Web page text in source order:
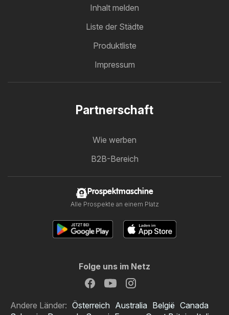
Inhalt melden
Liste der Städte
Produktliste
Impressum
Partnerschaft
Wie werben
B2B-Bereich
Prospektmaschine
Alle Prospekte an einem Platz
Folge uns im Netz
Andere Länder: Österreich Australia België Canada